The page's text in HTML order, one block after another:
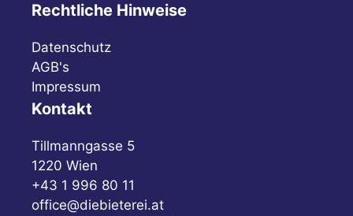
Rechtliche Hinweise
Datenschutz
AGB's
Impressum
Kontakt
Tillmanngasse 5
1220 Wien
+43 1 996 80 11
office@diebieterei.at